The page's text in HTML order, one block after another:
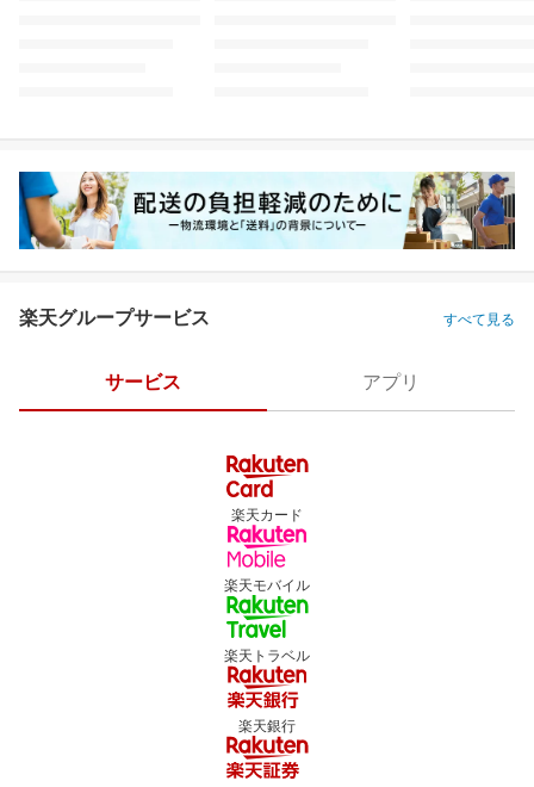
楽天グループサービス すべて見る
サービス アプリ
楽天カード
楽天モバイル
楽天トラベル
楽天銀行